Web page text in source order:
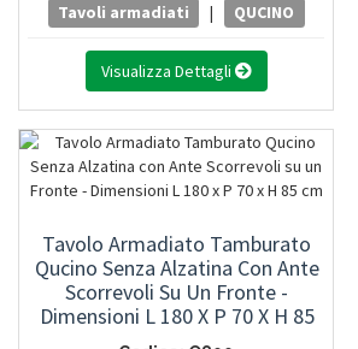
Tavoli armadiati | QUCINO
Visualizza Dettagli
Tavolo Armadiato Tamburato
Qucino Senza Alzatina Con Ante
Scorrevoli Su Un Fronte -
Dimensioni L 180 X P 70 X H 85
Cm